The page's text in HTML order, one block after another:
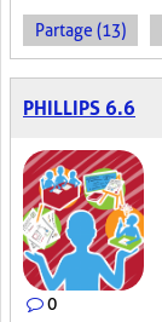
Partage (13)
PHILLIPS 6.6
0